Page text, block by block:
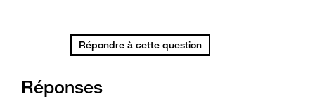
Répondre à cette question
Réponses